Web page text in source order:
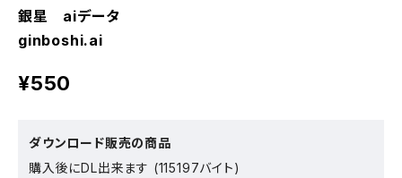
銀星 aiデータ
ginboshi.ai
¥550
ダウンロード販売の商品
購入後にDL出来ます (115197バイト)